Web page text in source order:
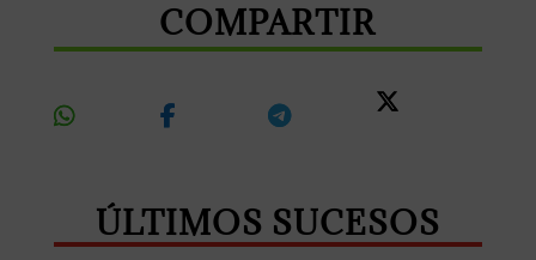
COMPARTIR
ÚLTIMOS SUCESOS